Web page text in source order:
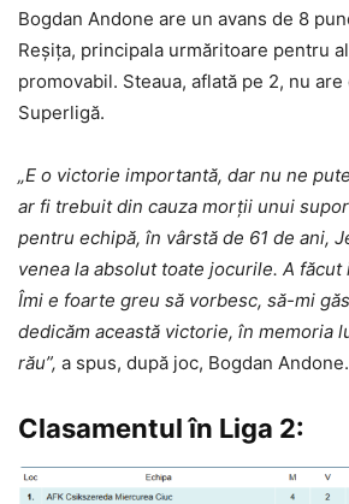
Bogdan Andone are un avans de 8
Reșița, principala urmăritoare pentru
promovabil. Steaua, aflată pe 2, nu
Superligă.
„E o victorie importantă, dar nu ne
ar fi trebuit din cauza morții unui
pentru echipă, în vârstă de 61 de ani,
venea la absolut toate jocurile. A făcut
Îmi e foarte greu să vorbesc, să-mi
dedicăm această victorie, în memoria
rău”, a spus, după joc, Bogdan Andone.
Clasamentul în Liga 2: